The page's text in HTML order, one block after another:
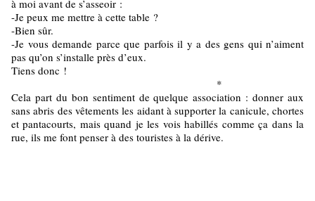
à moi avant de s’asseoir :
-Je peux me mettre à cette table ?
-Bien sûr.
-Je vous demande parce que parfois il y a des gens qui n’aiment
pas qu’on s’installe près d’eux.
Tiens donc !
*
Cela part du bon sentiment de quelque association : donner aux
sans abris des vêtements les aidant à supporter la canicule, chortes
et pantacourts, mais quand je les vois habillés comme ça dans la
rue, ils me font penser à des touristes à la dérive.